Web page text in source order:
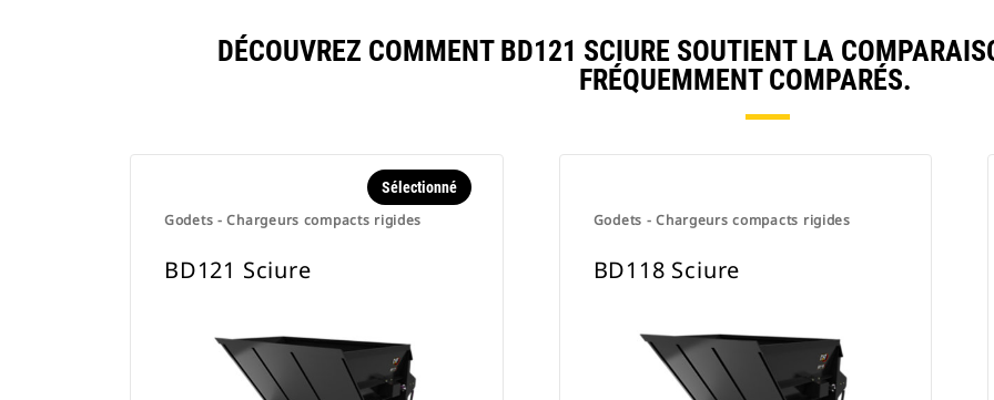
DÉCOUVREZ COMMENT BD121 SCIURE SOUTIENT LA
FRÉQUEMMENT COMPARÉS.
Godets - Chargeurs compacts rigides
Sélectionné
BD121 Sciure
Godets - Chargeurs compacts rigides
BD118 Sciure